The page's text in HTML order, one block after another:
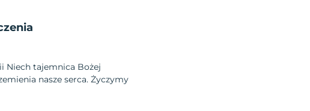
Niech tajemnica Bożej
nasze serca. Życzymy